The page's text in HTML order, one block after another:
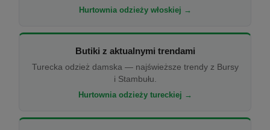
Hurtownia odzieży włoskiej →
Butiki z aktualnymi trendami
Turecka odzież damska — najświeższe trendy z Bursy
i Stambułu.
Hurtownia odzieży tureckiej →